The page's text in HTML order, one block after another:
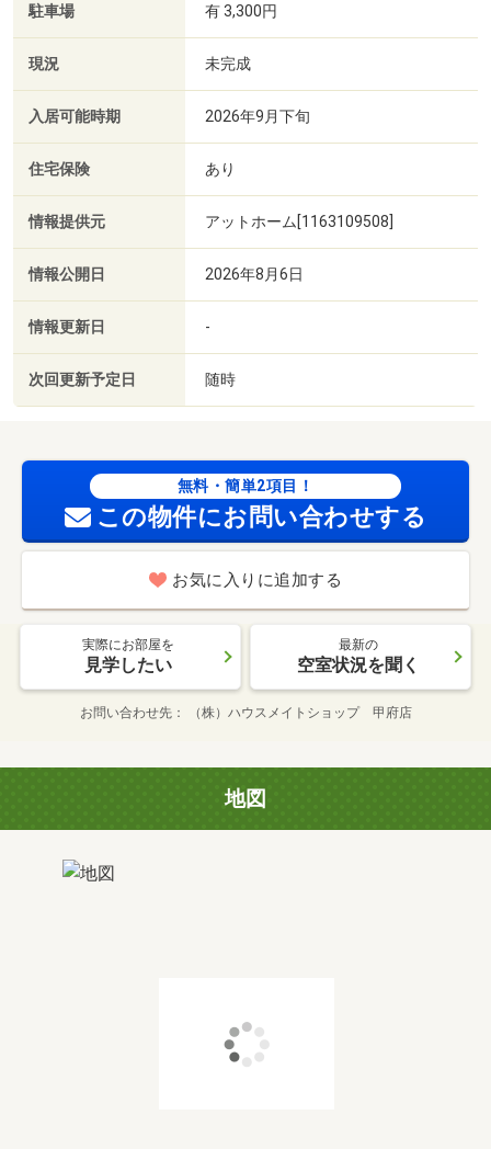
駐車場 有 3,300円
現況 未完成
入居可能時期 2026年9月下旬
住宅保険 あり
情報提供元 アットホーム[1163109508]
情報公開日 2026年8月6日
情報更新日 -
次回更新予定日 随時
無料・簡単2項目！
この物件にお問い合わせする
お気に入りに追加する
実際にお部屋を
見学したい
最新の
空室状況を聞く
お問い合わせ先 （株）ハウスメイトショップ 甲府店
地図